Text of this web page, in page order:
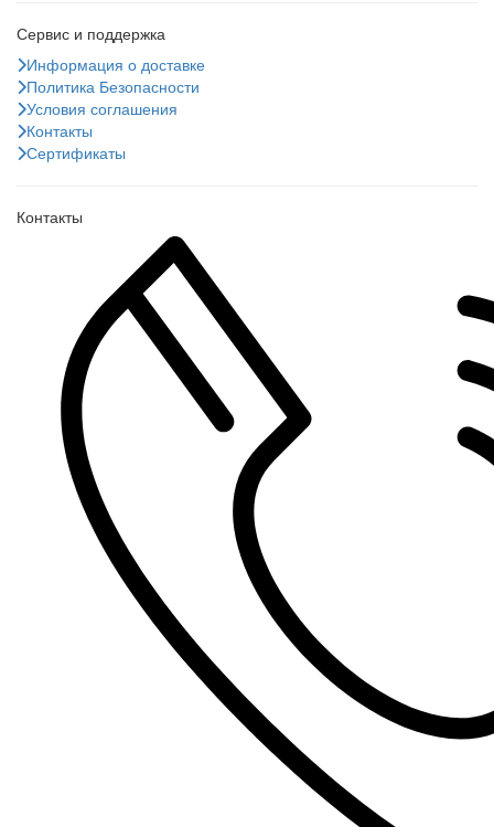
Сервис и поддержка
Информация о доставке
Политика Безопасности
Условия соглашения
Контакты
Сертификаты
Контакты